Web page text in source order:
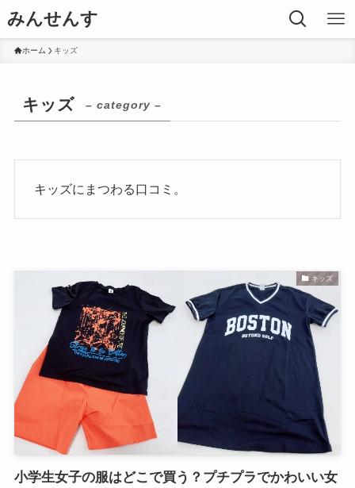
みんせんす
ホーム キッズ
キッズ – category –
キッズにまつわる口コミ。
キッズ
小学生女子の服はどこで買う？プチプラでかわいい女